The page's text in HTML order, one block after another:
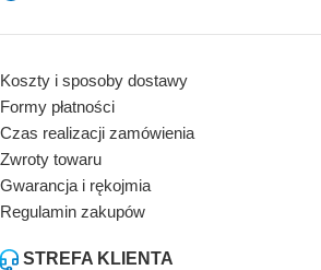
Koszty i sposoby dostawy
Formy płatności
Czas realizacji zamówienia
Zwroty towaru
Gwarancja i rękojmia
Regulamin zakupów
STREFA KLIENTA